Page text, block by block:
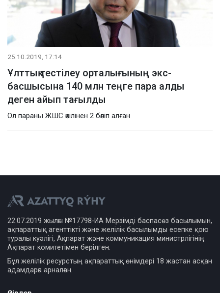
25.10.2019, 17:14
Ұлттық тестілеу орталығының экс-
басшысына 140 млн теңге пара алды
деген айып тағылды
Ол параны ЖШС өкілінен 2 бөліп алған
22.07.2019 жылғы №17798-ИА Мерзімді баспасөз басылымын,
ақпараттық агенттікті және желілік басылымды есепке қою
туралы куәлігі, Ақпарат және коммуникация министрлігінің
Ақпарат комитетімен берілген.
Бұл желілік ресурстың ақпараттық өнімдері 18 жастан асқан
адамдарға арналған.